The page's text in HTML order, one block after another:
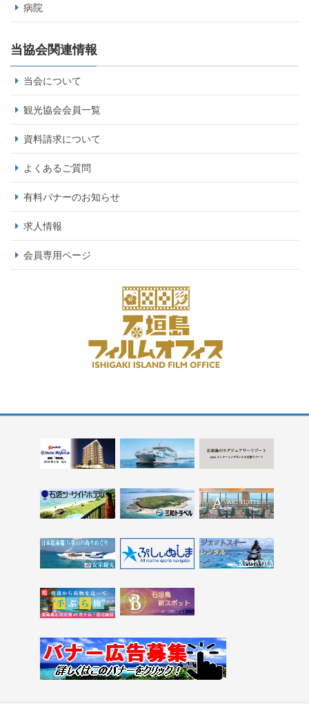
病院
当協会関連情報
当会について
観光協会会員一覧
資料請求について
よくあるご質問
有料バナーのお知らせ
求人情報
会員専用ページ